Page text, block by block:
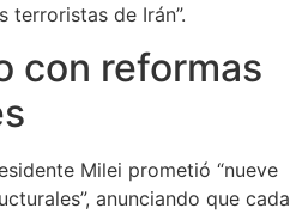
terroristas de Irán”.
con reformas
Milei prometió “nueve
anunciando que cada